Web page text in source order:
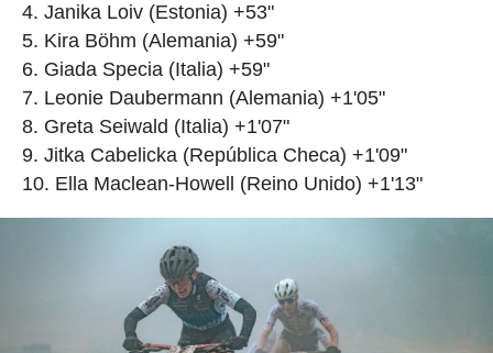
Janika Loiv (Estonia) +53"
Kira Böhm (Alemania) +59"
Giada Specia (Italia) +59"
Leonie Daubermann (Alemania) +1'05"
Greta Seiwald (Italia) +1'07"
Jitka Cabelicka (República Checa) +1'09"
Ella Maclean-Howell (Reino Unido) +1'13"